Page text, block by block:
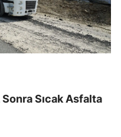
Sıcak Asfalta